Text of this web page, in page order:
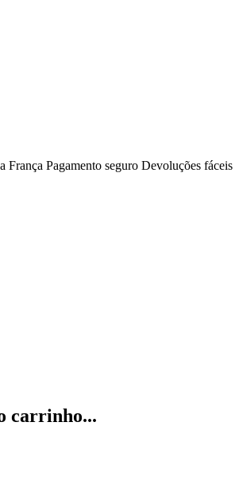
França Pagamento seguro Devoluções fáceis
carrinho...